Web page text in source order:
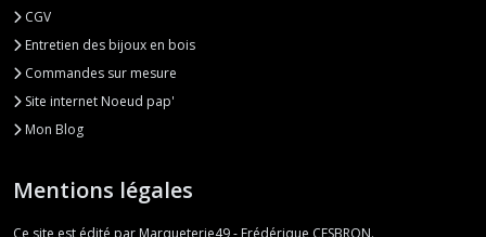
CGV
Entretien des bijoux en bois
Commandes sur mesure
Site internet Noeud pap'
Mon Blog
Mentions légales
Ce site est édité par Marqueterie49 - Frédérique CESBRON.